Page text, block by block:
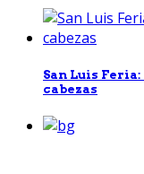
San Luis
cabezas